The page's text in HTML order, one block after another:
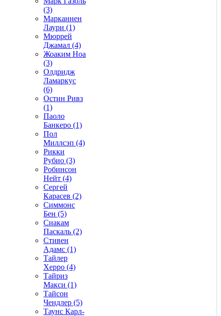
(3)
Марканнен
Лаури (1)
Мюррей
Джамал (4)
Жоаким Ноа
(3)
Олдридж
Ламаркус
(6)
Остин Ривз
(1)
Паоло
Банкеро (1)
Пол
Миллсэп (4)
Рикки
Рубио (3)
Робинсон
Нейт (4)
Сергей
Карасев (2)
Симмонс
Бен (5)
Сиакам
Паскаль (2)
Стивен
Адамс (1)
Тайлер
Херро (4)
Тайриз
Макси (1)
Тайсон
Чендлер (5)
Таунс Карл-